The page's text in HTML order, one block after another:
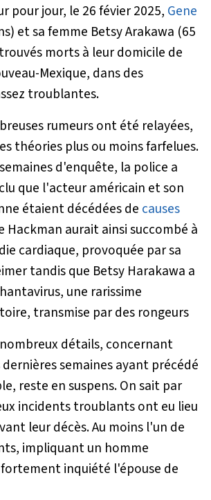
pour jour, le 26 févier 2025, Gene
et sa femme Betsy Arakawa (65
morts à leur domicile de
Mexique, dans des
troublantes.
rumeurs ont été relayées,
théories plus ou moins farfelues.
d'enquête, la police a
que l'acteur américain et son
étaient décédées de causes
Hackman aurait ainsi succombé à
cardiaque, provoquée par sa
tandis que Betsy Harakawa a
une rarissime
transmise par des rongeurs
détails, concernant
semaines ayant précédé
reste en suspens. On sait par
incidents troublants ont eu lieu
leur décès. Au moins l'un de
impliquant un homme
inquiété l'épouse de